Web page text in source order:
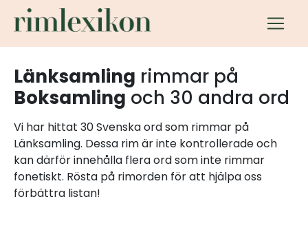
Länksamling rimmar på
Boksamling och 30 andra ord
Vi har hittat 30 Svenska ord som rimmar på
Länksamling. Dessa rim är inte kontrollerade och
kan därför innehålla flera ord som inte rimmar
fonetiskt. Rösta på rimorden för att hjälpa oss
förbättra listan!